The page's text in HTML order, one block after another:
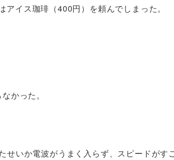
イス珈琲（400円）を頼んでしまった。
かった。
いか電波がうまく入らず、スピードがす